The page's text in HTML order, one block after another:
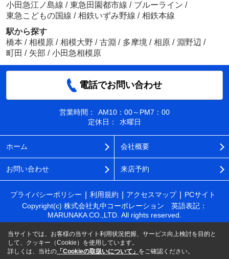
小田急江ノ島線 / 東急田園都市線 / ブルーライン /
東急こどもの国線 / 相鉄いずみ野線 / 相鉄本線
駅から探す
橋本 / 相模原 / 相模大野 / 古淵 / 多摩境 / 相原 / 淵野辺 /
町田 / 矢部 / 小田急相模原
電話でお問い合わせ
営業時間：
AM10：00～PM7：00
定休日：
水曜日
ホーム 会社概要
お問い合わせ 来店予約
プライバシーポリシー 利用規約 アクセスマップ
PCサイト
Copyright(c) 株式会社丸中コーポレーション 英語表記：
MARUNAKA CO.,LTD. All rights reserved.
当サイトでは、お客様の当サイト利用状況把握、サービス向上検討を目的と
して、クッキー（Cookie）を使用しています。
詳しくは、当社の 「Cookieの取扱いについて」 をご確認ください。